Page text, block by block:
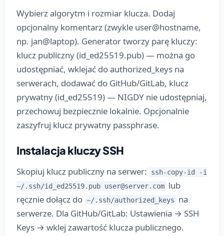
Wybierz algorytm i rozmiar klucza. Dodaj
opcjonalny komentarz (zwykle user@hostname,
np. jan@laptop). Generator tworzy parę kluczy:
klucz publiczny (id_ed25519.pub) — można go
udostępniać, wklejać do authorized_keys na
serwerach, dodawać do GitHub/GitLab, klucz
prywatny (id_ed25519) — NIGDY nie udostępniaj,
przechowuj bezpiecznie lokalnie. Opcjonalnie
zaszyfruj klucz prywatny passphrase.
Instalacja kluczy SSH
Skopiuj klucz publiczny na serwer:
ssh-copy-id -i
~/.ssh/id_ed25519.pub user@server.com lub
ręcznie dołącz do ~/.ssh/authorized_keys
na
serwerze. Dla GitHub/GitLab: Ustawienia → SSH
Keys → wklej zawartość klucza publicznego.